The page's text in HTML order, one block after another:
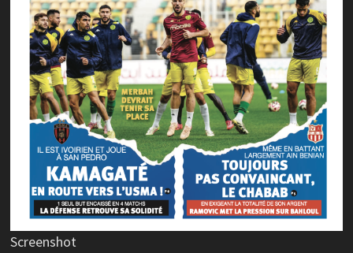
Screenshot